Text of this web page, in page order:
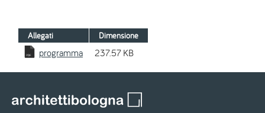
Allegati Dimensione
programma 237.57 KB